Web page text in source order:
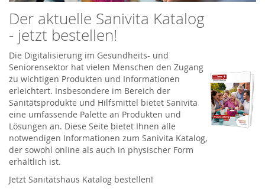
Der aktuelle Sanivita Katalog
- jetzt bestellen!
Die Digitalisierung im Gesundheits- und
Seniorensektor hat vielen Menschen den Zugang
zu wichtigen Produkten und Informationen
erleichtert. Insbesondere im Bereich der
Sanitätsprodukte und Hilfsmittel bietet Sanivita
eine umfassende Palette an Produkten und
Lösungen an. Diese Seite bietet Ihnen alle
notwendigen Informationen zum Sanivita Katalog,
der sowohl online als auch in physischer Form
erhältlich ist.
Jetzt Sanitätshaus Katalog bestellen!